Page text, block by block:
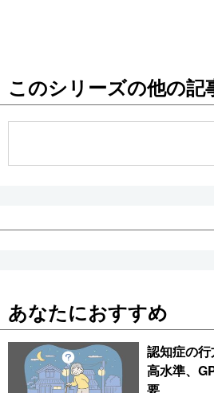
東京
このシリーズの他の記
あなたにおすすめ
認知症の
高水準、
要